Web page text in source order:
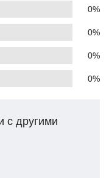
0%
0%
0%
0%
с другими